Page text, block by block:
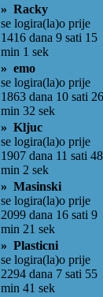
» Racky
se logira(la)o prije
1416 dana 9 sati 15
min 1 sek
» emo
se logira(la)o prije
1863 dana 10 sati 26
min 32 sek
» Kljuc
se logira(la)o prije
1907 dana 11 sati 48
min 2 sek
» Masinski
se logira(la)o prije
2099 dana 16 sati 9
min 21 sek
» Plasticni
se logira(la)o prije
2294 dana 7 sati 55
min 41 sek